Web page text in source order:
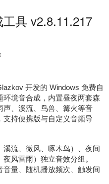
具 v2.8.11.217
开发的 Windows 免费自
境音合成，内置昼夜两套森
声、溪流、鸟兽、篝火等音
持便携版与自定义音频导
流、微风、啄木鸟）、夜间
风雷雨）独立音效分组。
量、随机播放频次、触发间